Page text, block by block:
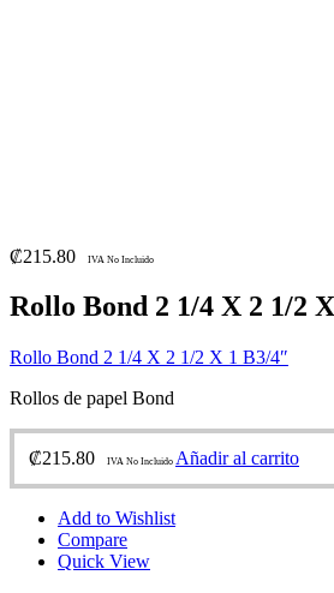
₡215.80 IVA No Incluido
Rollo Bond 2 1/4 X 2 1/2
Rollo Bond 2 1/4 X 2 1/2 X 1 B3/4″
Rollos de papel Bond
₡215.80 IVA No Incluido Añadir al carrito
Add to Wishlist
Compare
Quick View